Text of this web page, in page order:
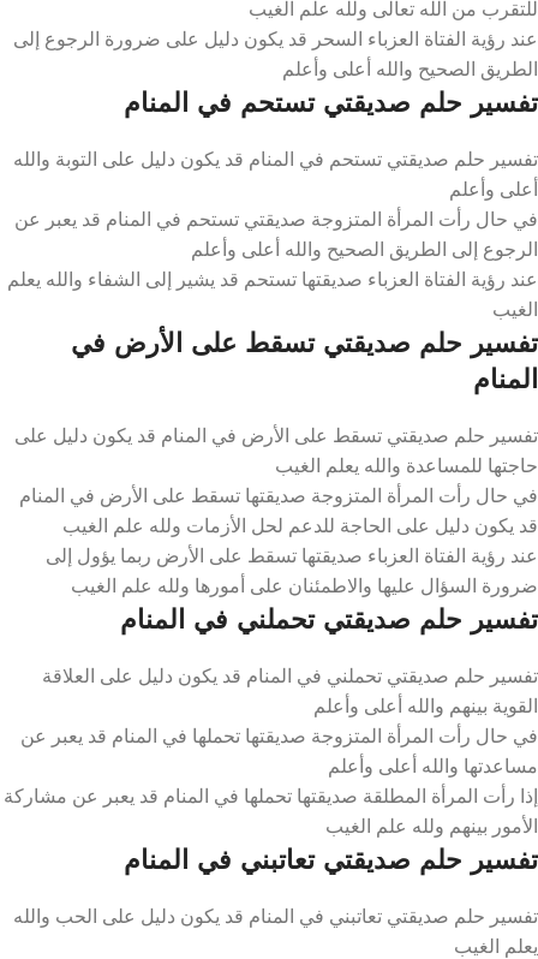
للتقرب من الله تعالى ولله علم الغيب
عند رؤية الفتاة العزباء السحر قد يكون دليل على ضرورة الرجوع إلى
الطريق الصحيح والله أعلى وأعلم
تفسير حلم صديقتي تستحم في المنام
تفسير حلم صديقتي تستحم في المنام قد يكون دليل على التوبة والله
أعلى وأعلم
في حال رأت المرأة المتزوجة صديقتي تستحم في المنام قد يعبر عن
الرجوع إلى الطريق الصحيح والله أعلى وأعلم
عند رؤية الفتاة العزباء صديقتها تستحم قد يشير إلى الشفاء والله يعلم
الغيب
تفسير حلم صديقتي تسقط على الأرض في
المنام
تفسير حلم صديقتي تسقط على الأرض في المنام قد يكون دليل على
حاجتها للمساعدة والله يعلم الغيب
في حال رأت المرأة المتزوجة صديقتها تسقط على الأرض في المنام
قد يكون دليل على الحاجة للدعم لحل الأزمات ولله علم الغيب
عند رؤية الفتاة العزباء صديقتها تسقط على الأرض ربما يؤول إلى
ضرورة السؤال عليها والاطمئنان على أمورها ولله علم الغيب
تفسير حلم صديقتي تحملني في المنام
تفسير حلم صديقتي تحملني في المنام قد يكون دليل على العلاقة
القوية بينهم والله أعلى وأعلم
في حال رأت المرأة المتزوجة صديقتها تحملها في المنام قد يعبر عن
مساعدتها والله أعلى وأعلم
إذا رأت المرأة المطلقة صديقتها تحملها في المنام قد يعبر عن مشاركة
الأمور بينهم ولله علم الغيب
تفسير حلم صديقتي تعاتبني في المنام
تفسير حلم صديقتي تعاتبني في المنام قد يكون دليل على الحب والله
يعلم الغيب